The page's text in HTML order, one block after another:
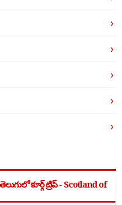
›
›
›
›
›
కూర్గ్ ట్రిప్ - Scotland of